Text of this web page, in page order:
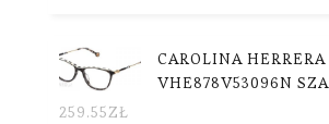
CAROLINA HERRERA
VHE878V53096N
259.55ZŁ